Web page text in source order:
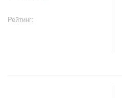
Рейтинг: